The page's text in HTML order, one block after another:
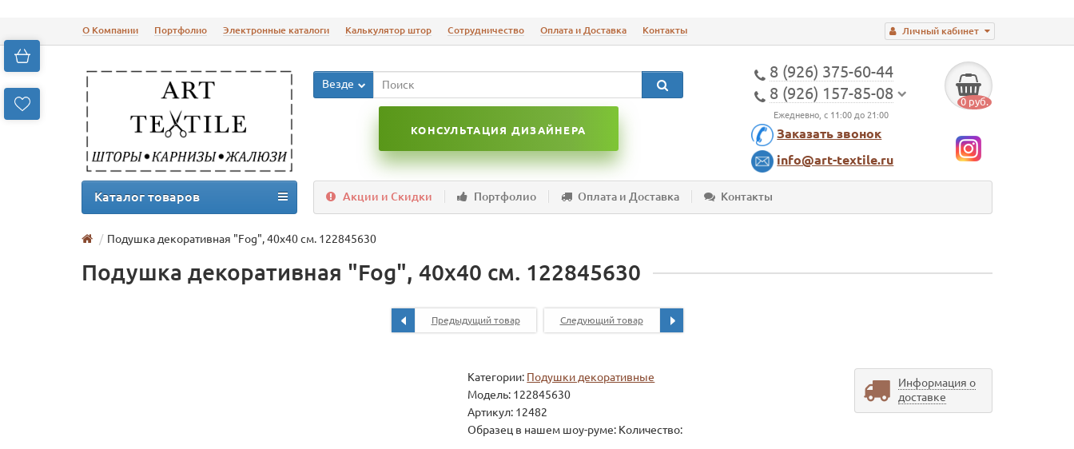
Личный кабинет
О Компании Портфолио Электронные каталоги Калькулятор штор Сотрудничество Оплата и Доставка Контакты
8 (926) 375-60-44
8 (926) 157-85-08
Ежедневно, с 11:00 до 21:00
Заказать звонок
info@art-textile.ru
0 руб.
Везде
КОНСУЛЬТАЦИЯ ДИЗАЙНЕРА
Акции и Скидки Портфолио Оплата и Доставка Контакты
Каталог товаров
Подушка декоративная "Fog", 40х40 см. 122845630
Подушка декоративная "Fog", 40х40 см. 122845630
Предыдущий товар Следующий товар
Категории: Подушки декоративные
Модель: 122845630
Артикул: 12482
Образец в нашем шоу-руме: Количество:
Информация о
доставке